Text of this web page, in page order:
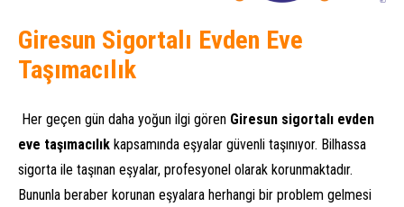
Giresun Sigortalı Evden Eve
Taşımacılık
Her geçen gün daha yoğun ilgi gören Giresun sigortalı evden
eve taşımacılık kapsamında eşyalar güvenli taşınıyor. Bilhassa
sigorta ile taşınan eşyalar, profesyonel olarak korunmaktadır.
Bununla beraber korunan eşyalara herhangi bir problem gelmesi